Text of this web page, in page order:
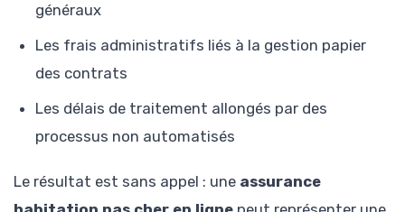
généraux
Les frais administratifs liés à la gestion papier
des contrats
Les délais de traitement allongés par des
processus non automatisés
Le résultat est sans appel : une assurance